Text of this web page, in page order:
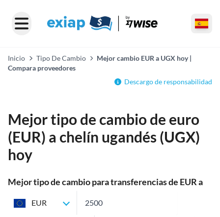
Inicio Tipo De Cambio
Mejor cambio EUR a UGX hoy |
Compara proveedores
Descargo de responsabilidad
Mejor tipo de cambio de euro
(EUR) a chelín ugandés (UGX)
hoy
Mejor tipo de cambio para transferencias de EUR a
EUR